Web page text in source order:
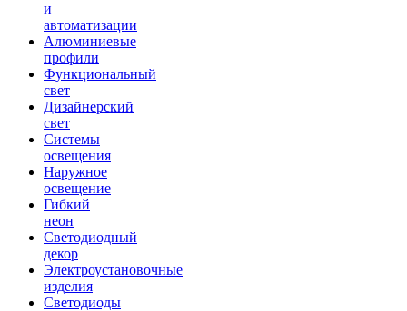
и
автоматизации
Алюминиевые
профили
Функциональный
свет
Дизайнерский
свет
Системы
освещения
Наружное
освещение
Гибкий
неон
Светодиодный
декор
Электроустановочные
изделия
Светодиоды